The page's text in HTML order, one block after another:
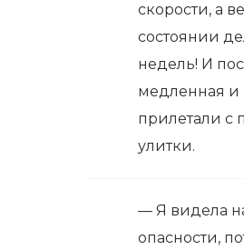
скорости, а
состоянии
недель! И
медленная и
прилетали с
улитки.
— Я видела
опасности,